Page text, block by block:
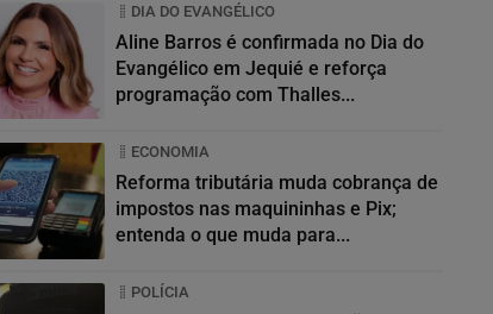
DIA DO EVANGÉLICO
Aline Barros é confirmada no Dia do
Evangélico em Jequié e reforça
programação com Thalles...
ECONOMIA
Reforma tributária muda cobrança de
impostos nas maquininhas e Pix;
entenda o que muda para...
POLÍCIA